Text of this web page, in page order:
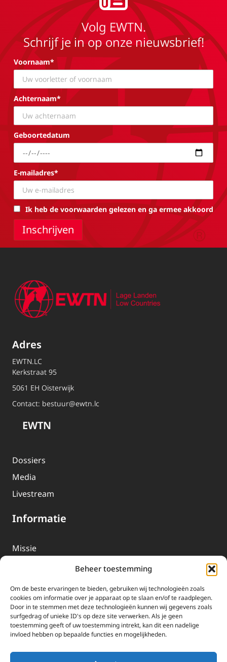
Beheer toestemming
Om de beste ervaringen te bieden, gebruiken wij technologieën zoals
cookies om informatie over je apparaat op te slaan en/of te raadplegen.
Door in te stemmen met deze technologieën kunnen wij gegevens zoals
surfgedrag of unieke ID's op deze site verwerken. Als je geen
toestemming geeft of uw toestemming intrekt, kan dit een nadelige
invloed hebben op bepaalde functies en mogelijkheden.
Volg EWTN.
Schrijf je in op onze nieuwsbrief!
Voornaam*
Achternaam*
Geboortedatum
E-mailadres*
Ik heb de voorwaarden gelezen en ga ermee akkoord
Adres
EWTN.LC
Kerkstraat 95
5061 EH Oisterwijk
Contact: bestuur@ewtn.lc
EWTN
Dossiers
Media
Livestream
Informatie
Missie
EWTN-Team
Organisatiegegevens
Doneren
EWTN wordt uitsluitend gefinancierd door uw donaties.